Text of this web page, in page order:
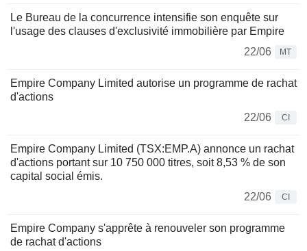
Le Bureau de la concurrence intensifie son enquête sur
l'usage des clauses d'exclusivité immobilière par Empire
22/06
MT
Empire Company Limited autorise un programme de rachat
d'actions
22/06
CI
Empire Company Limited (TSX:EMP.A) annonce un rachat
d'actions portant sur 10 750 000 titres, soit 8,53 % de son
capital social émis.
22/06
CI
Empire Company s'apprête à renouveler son programme
de rachat d'actions